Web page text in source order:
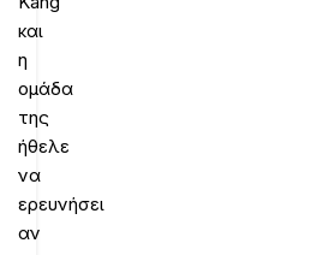
και
η
ομάδα
της
ήθελε
να
ερευνήσει
αν